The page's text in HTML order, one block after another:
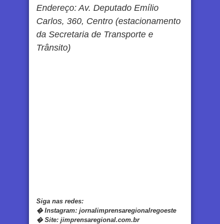
Endereço: Av. Deputado Emílio
Carlos, 360, Centro (estacionamento
da Secretaria de Transporte e
Trânsito)
Siga nas redes:
�Instagram: jornalimprensaregionalregoeste
�Site: jimprensaregional.com.br